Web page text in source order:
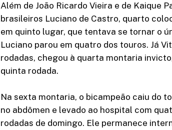
Além de João Ricardo Vieira e de Kaique
brasileiros Luciano de Castro, quarto
em quinto lugar, que tentava se tornar o
Luciano parou em quatro dos touros. Já
rodadas, chegou à quarta montaria
quinta rodada.
Na sexta montaria, o bicampeão caiu do
no abdômen e levado ao hospital com
rodadas de domingo. Ele permanece